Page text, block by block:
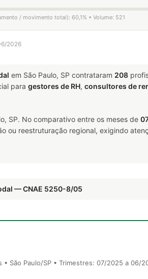
/ movimento total): 60,1% • Volume: 521
2026
em São Paulo, SP contrataram 208
para gestores de RH, consultores de
SP. No comparativo entre os meses de
reestruturação regional, exigindo
— CNAE 5250-8/05
São Paulo/SP • Trimestres: 07/2025 a 06/